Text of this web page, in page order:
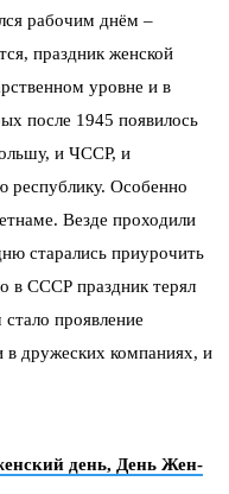
рабочим днём –
праздник женской
уровне и в
после 1945 появилось
и ЧССР, и
республику. Особенно
Везде проходили
старались приурочить
в СССР праздник терял
проявление
в дружеских компаниях, и
день, День Жен-